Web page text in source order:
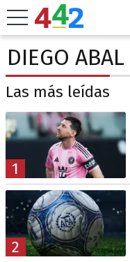
DIEGO ABAL
Las más leídas
1
2